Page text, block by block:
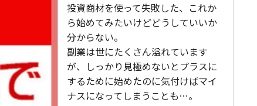
投資商材を使って失敗した、これか
ら始めてみたいけどどうしていいか
分からない。
副業は世にたくさん溢れています
が、しっかり見極めないとプラスに
するために始めたのに気付けばマイ
ナスになってしまうことも…。